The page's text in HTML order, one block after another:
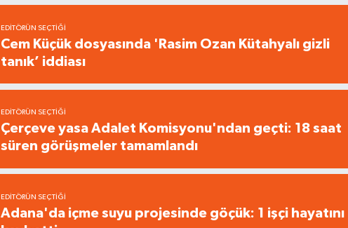
EDITÖRÜN SEÇTIĞI
Cem Küçük dosyasında 'Rasim Ozan Kütahyalı gizli
tanık’ iddiası
EDITÖRÜN SEÇTIĞI
Çerçeve yasa Adalet Komisyonu'ndan geçti: 18 saat
süren görüşmeler tamamlandı
EDITÖRÜN SEÇTIĞI
Adana'da içme suyu projesinde göçük: 1 işçi hayatını